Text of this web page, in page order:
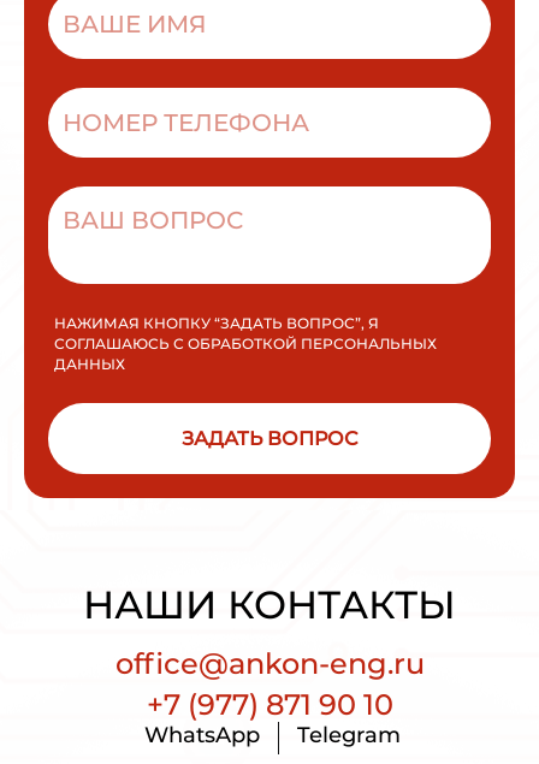
НАЖИМАЯ КНОПКУ “ЗАДАТЬ ВОПРОС”, Я
СОГЛАШАЮСЬ С ОБРАБОТКОЙ ПЕРСОНАЛЬНЫХ
ДАННЫХ
ЗАДАТЬ ВОПРОС
НАШИ КОНТАКТЫ
office@ankon-eng.ru
+7 (977) 871 90 10
WhatsApp
Telegram